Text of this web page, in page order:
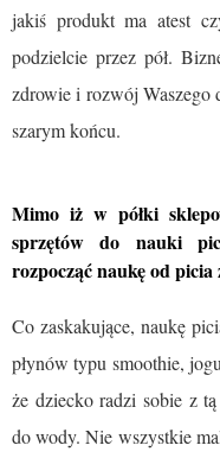
jakiś produkt ma atest
podzielcie przez pół.
zdrowie i rozwój Waszego
szarym końcu.
Mimo iż w półki
sprzętów do nauki
rozpocząć naukę od
Co zaskakujące, naukę
płynów typu smoothie,
że dziecko radzi sobie z
do wody. Nie wszystkie